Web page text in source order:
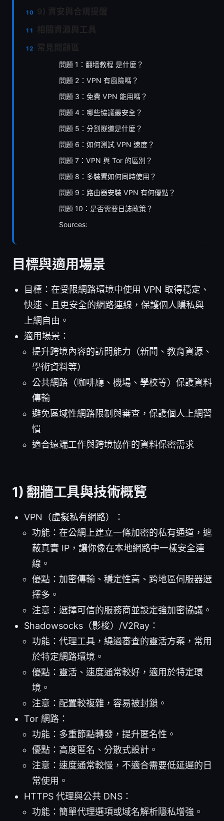
問題 1：翻墙教程 是什麼？
問題 2：VPN 有風險嗎？
問題 3：免費 VPN 能用嗎？
問題 4：哪些協議最安全？
問題 5：分割隧道是什麼？
問題 6：如何測試 VPN 速度？
問題 7：VPN 與 Tor 的區別？
問題 8：多裝置如何同時使用？
問題 9：路由器安裝 VPN 有何優點？
問題 10：是否需要日誌政策？
Sources:
目標與適用場景
目標：在受限網路環境中使用 VPN 取得穩定、
快速、且更安全的網路連線，保護個人隱私與
上網自由。
適用場景：
提升跨境內容的訪問能力（新聞、教育資源、
學術資料等）
公共網路（咖啡廳、機場、學校等）保護資料
傳輸
避免區域性網路限制與審查，保護個人上網習
慣
適合遠端工作與跨境協作的資料保密需求
1) 翻牆工具與技術概覽
VPN（虛擬私有網路）：
功能：在公網上建立一條加密的私有通道，遮
蔽真實 IP，讓你像在本地網路中一樣安全連
線。
優點：加密傳輸、穩定性高、跨地區伺服器選
擇多。
注意：選擇可信的服務商並設定強加密協議。
Shadowsocks（影梭）/V2Ray：
功能：代理工具，繞過審查的靈活方案，常用
於特定網路環境。
優點：靈活、速度通常較好，適用於特定環
境。
注意：配置較複雜，容易被封鎖。
Tor 網路：
功能：多重節點轉發，提升匿名性。
優點：高度匿名、分散式設計。
注意：速度通常較慢，不適合需要低延遲的日
常使用。
HTTPS 代理與公共 DNS：
功能：簡單代理選項或域名解析隱私增強。